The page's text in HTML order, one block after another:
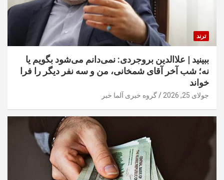
ترند
ببینید | علاالدین بروجردی: نمی‌دانم می‌شود بگویم یا
نه؛ شب آخر آقای شمخانی، من و سه نفر دیگر را فرا
خواند
جولای 25, 2026 گروه خبری آلما خبر